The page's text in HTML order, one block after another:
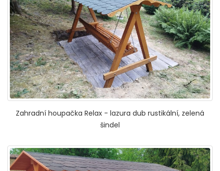
Zahradní houpačka Relax - lazura dub rustikální, zelená
šindel